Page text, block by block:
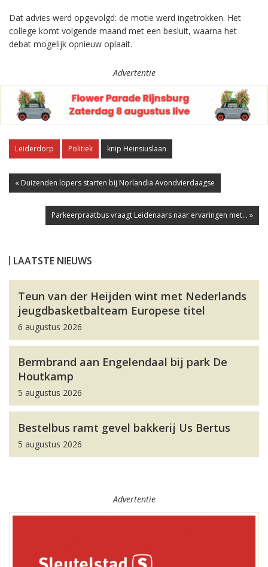
Dat advies werd opgevolgd: de motie werd ingetrokken. Het
college komt volgende maand met een besluit, waarna het
debat mogelijk opnieuw oplaait.
Advertentie
Leiderdorp Politiek knip Heinsiuslaan
« Duizenden lopers starten bij Norlandia Avondvierdaagse
Parkeerpraatbus vraagt Leidenaars naar ervaringen met... »
LAATSTE NIEUWS
Teun van der Heijden wint met Nederlands
jeugdbasketbalteam Europese titel
6 augustus 2026
Bermbrand aan Engelendaal bij park De
Houtkamp
5 augustus 2026
Bestelbus ramt gevel bakkerij Us Bertus
5 augustus 2026
Advertentie